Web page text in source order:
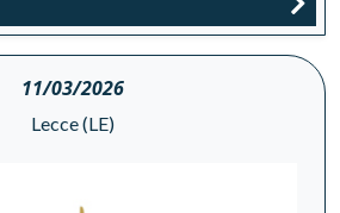
11/03/2026
Lecce (LE)